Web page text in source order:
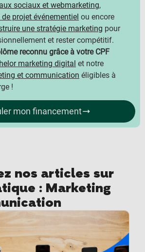
sociaux et webmarketing,
projet événementiel ou encore
une stratégie marketing pour
et rester compétitif.
reconnu grâce à votre CPF
marketing digital et notre
et communication éligibles à
!
mon financement
nos articles sur
: Marketing